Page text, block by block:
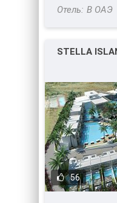
В ОАЭ
STELLA
56